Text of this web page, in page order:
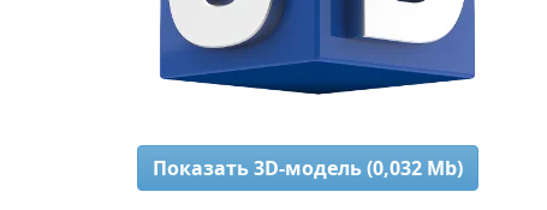
Показать 3D-модель (0,032 Mb)